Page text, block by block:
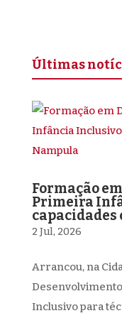
Últimas
Formação
Primeira
capacidades
2 Jul, 2026
Arrancou, na
Inclusivo para